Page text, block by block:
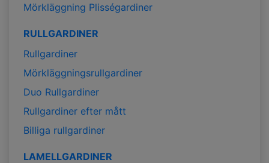
Mörkläggning Plisségardiner
RULLGARDINER
Rullgardiner
Mörkläggningsrullgardiner
Duo Rullgardiner
Rullgardiner efter mått
Billiga rullgardiner
LAMELLGARDINER